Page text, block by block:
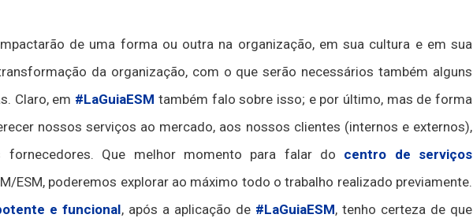
de uma forma ou outra na organização, em sua cultura e em sua
da organização, com o que serão necessários também alguns
Claro, em #LaGuiaESM também falo sobre isso; e por último, mas de forma
nossos serviços ao mercado, aos nossos clientes (internos e externos),
Que melhor momento para falar do centro de serviços
ESM, poderemos explorar ao máximo todo o trabalho realizado previamente.
e funcional, após a aplicação de #LaGuiaESM, tenho certeza de que